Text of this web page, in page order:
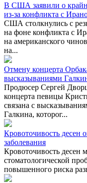
В США заявили о
из-за конфликта с
США столкнулись с
на фоне конфликта с
на американского
на...
Отмену концерта
высказываниями
Продюсер Сергей
концерта певицы
связана с
Галкина, которог...
Кровоточивость десен
заболевания
Кровоточивость десен
стоматологической
повышенного риска